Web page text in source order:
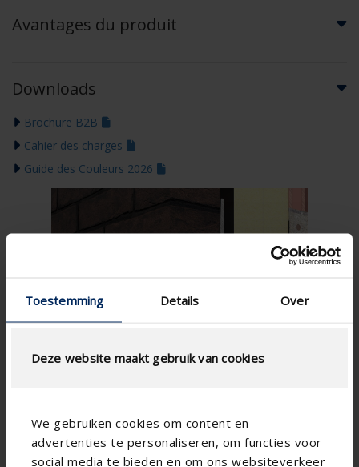
Toestemming Details Over
Deze website maakt gebruik van cookies
We gebruiken cookies om content en
advertenties te personaliseren, om functies voor
social media te bieden en om ons websiteverkeer
Avantages du produit
Downloads
Brochure B2B
Cahier des charges
Guide des Couleurs 2026